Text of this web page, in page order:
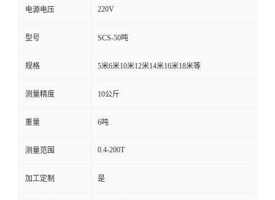
电源电压 220V
型号 SCS-50吨
规格 5米6米10米12米14米16米18米等
测量精度 10公斤
重量 6吨
测量范围 0.4-200T
加工定制 是